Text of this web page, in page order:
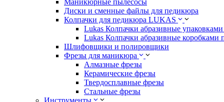
Маникюрные пылесосы
Диски и сменные файлы для педикюра
Колпачки для педикюра LUKAS
Lukas Колпачки абразивные
Lukas Колпачки абразивные коробками
Шлифовщики и полировщики
Фрезы для маникюра
Алмазные фрезы
Керамические фрезы
Твердосплавные фрезы
Стальные фрезы
Инструменты